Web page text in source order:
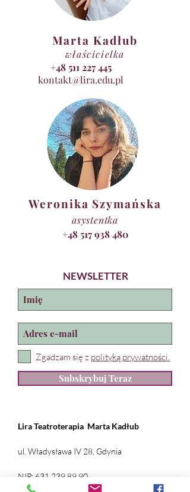
Marta Kadłub
właścicielka
+48 511 227 445
kontakt@lira.edu.pl
Weronika Szymańska
asystentka
+48 517 938 480
NEWSLETTER
Zgadzam się z polityką prywatności.
Subskrybuj Teraz
Lira Teatroterapia Marta Kadłub
ul. Władysława IV 28, Gdynia
NIP: 631 239 89 90